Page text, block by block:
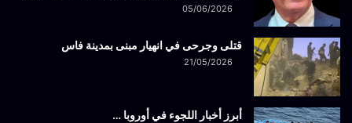
05/06/2026
قتلى وجرحى في انهيار مبنى بمدينة فاس
21/05/2026
أبرز أخبار اللجوء في أوروبا …